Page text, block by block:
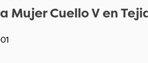
Mujer Cuello V en